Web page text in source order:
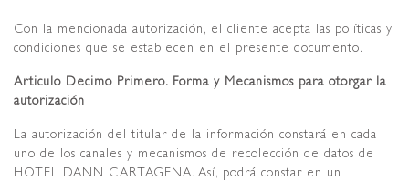
Con la mencionada autorización, el cliente acepta las políticas y
condiciones que se establecen en el presente documento.
Articulo Decimo Primero. Forma y Mecanismos para otorgar la
autorización
La autorización del titular de la información constará en cada
uno de los canales y mecanismos de recolección de datos de
HOTEL DANN CARTAGENA. Así, podrá constar en un